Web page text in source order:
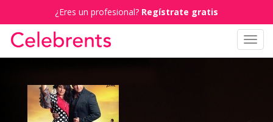
¿Eres un profesional? Regístrate gratis